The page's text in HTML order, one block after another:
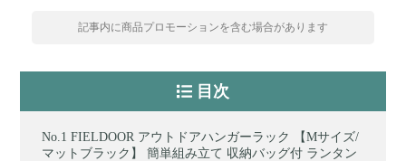
記事内に商品プロモーションを含む場合があります
目次
FIELDOOR アウトドアハンガーラック 【Mサイズ/
マットブラック】 簡単組み立て 収納バッグ付 ランタン